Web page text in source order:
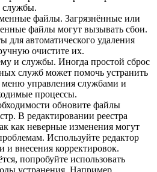
службы.
файлы. Загрязнённые или
файлы могут вызывать сбои.
для автоматического удаления
очистите их.
и службы. Иногда простой сброс
служб может помочь устранить
управления службами и
процессы.
обновите файлы
В редактировании реестра
как неверные изменения могут
Используйте редактор
и внесения корректировок.
попробуйте использовать